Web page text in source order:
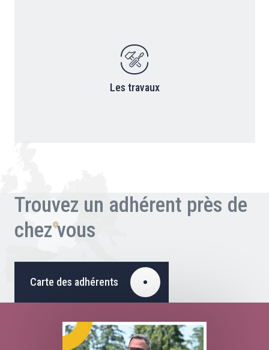
Les travaux
Trouvez un adhérent près de
chez vous
Carte des adhérents